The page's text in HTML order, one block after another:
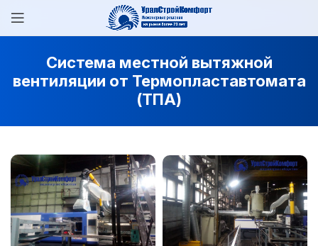
Система местной вытяжной
вентиляции от Термопластавтомата
(ТПА)